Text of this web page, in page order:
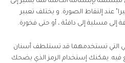
عند إلتقاط الصورة. و يختلف تعبير
إلى مسلية إلى دافئة ، أو حتى فخورة.
التي تستخدمهما قد تستلطف أسنان
فيه. يمكنك إستخدام الرمز الذي يضحك